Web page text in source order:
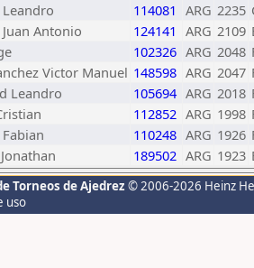
114081 ARG 2235
Juan Antonio 124141 ARG 2109
102326 ARG 2048
Victor Manuel 148598 ARG 2047
Leandro 105694 ARG 2018
112852 ARG 1998
110248 ARG 1926
189502 ARG 1923
Torneos de Ajedrez © 2006-2026 Heinz
uso